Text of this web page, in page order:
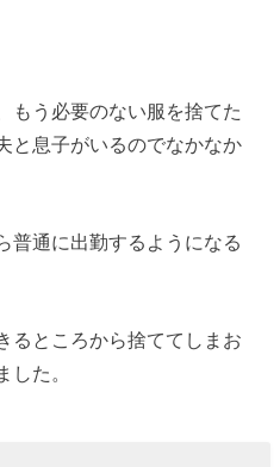
もう必要のない服を捨てた
と息子がいるのでなかなか
普通に出勤するようになる
るところから捨ててしまお
した。